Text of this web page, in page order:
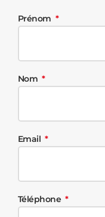
Prénom
Nom
Email
Téléphone